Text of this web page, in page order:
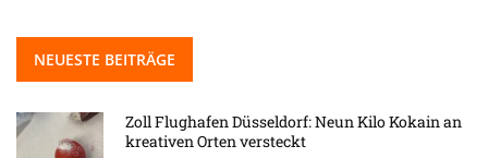
NEUESTE BEITRÄGE
Zoll Flughafen Düsseldorf: Neun Kilo Kokain an
kreativen Orten versteckt